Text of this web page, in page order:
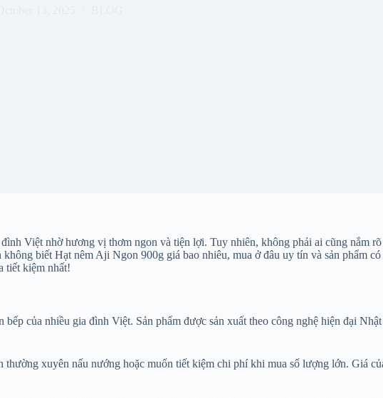
Việt nhờ hương vị thơm ngon và tiện lợi. Tuy nhiên, không phải ai cũng nắm
biết Hạt nêm Aji Ngon 900g giá bao nhiêu, mua ở đâu uy tín và sản phẩm
tiết kiệm nhất!
của nhiều gia đình Việt. Sản phẩm được sản xuất theo công nghệ hiện đại
xuyên nấu nướng hoặc muốn tiết kiệm chi phí khi mua số lượng lớn. Giá